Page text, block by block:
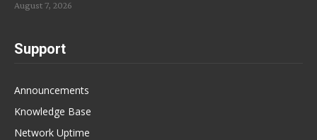
August 7, 2026
Support
Announcements
Knowledge Base
Network Uptime